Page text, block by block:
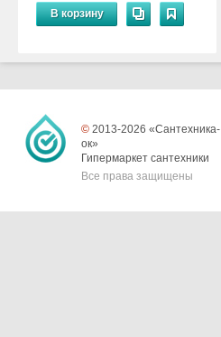
В корзину
© 2013-2026 «Сантехника-
ок»
Гипермаркет сантехники
Все права защищены